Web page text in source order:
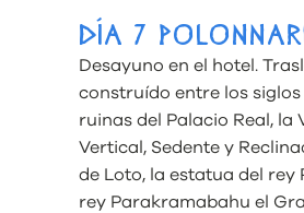
DÍA 7
Desayuno en el hotel.
construído entre los siglos
ruinas del Palacio Real,
Vertical, Sedente y
de Loto, la estatua del
rey Parakramabahu el